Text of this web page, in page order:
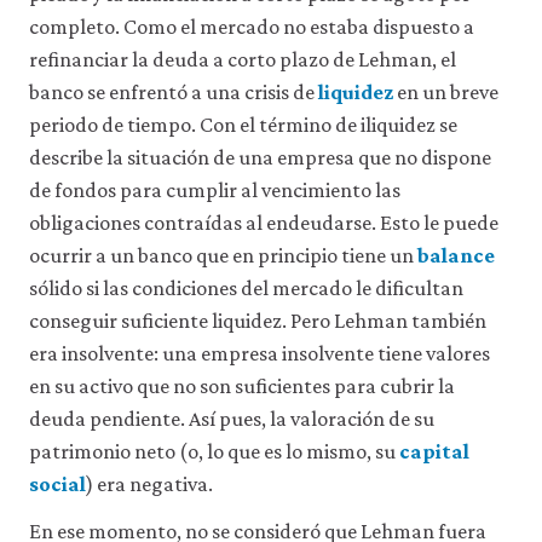
política
de
privacidad.
Aceptar
solo
cookies
necesarias
Aceptar
todas
las
cookies
completo. Como el mercado no estaba dispuesto a
refinanciar la deuda a corto plazo de Lehman, el
banco se enfrentó a una crisis deliquidez en un breve
periodo de tiempo. Con el término de iliquidez se
describe la situación de una empresa que no dispone
de fondos para cumplir al vencimiento las
obligaciones contraídas al endeudarse. Esto le puede
ocurrir a un banco que en principio tiene unbalance
sólido si las condiciones del mercado le dificultan
conseguir suficiente liquidez. Pero Lehman también
era insolvente: una empresa insolvente tiene valores
en su activo que no son suficientes para cubrir la
deuda pendiente. Así pues, la valoración de su
patrimonio neto (o, lo que es lo mismo, su capital
social) era negativa.
En ese momento, no se consideró que Lehman fuera